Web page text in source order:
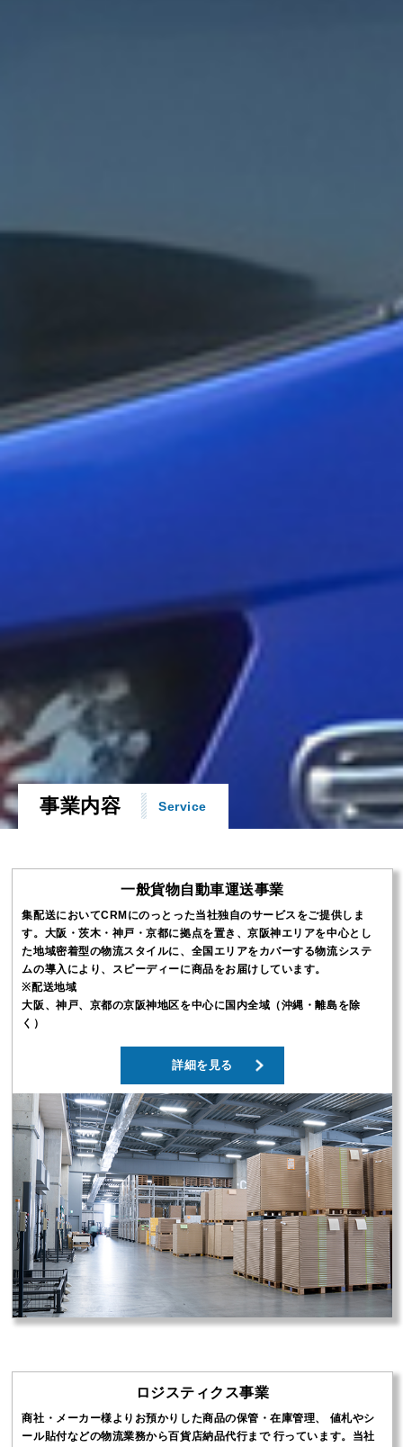
事業内容 Service
一般貨物自動車運送事業
集配送においてCRMにのっとった当社独自のサービスをご提供しま
す。大阪・茨木・神戸・京都に拠点を置き、京阪神エリアを中心とし
た地域密着型の物流スタイルに、全国エリアをカバーする物流システ
ムの導入により、スピーディーに商品をお届けしています。
※配送地域
大阪、神戸、京都の京阪神地区を中心に国内全域（沖縄・離島を除
く）
詳細を見る
ロジスティクス事業
商社・メーカー様よりお預かりした商品の保管・在庫管理、 値札やシ
ール貼付などの物流業務から百貨店納品代行まで 行っています。当社